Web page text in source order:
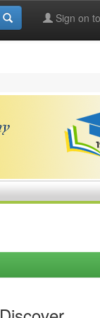
Sign on